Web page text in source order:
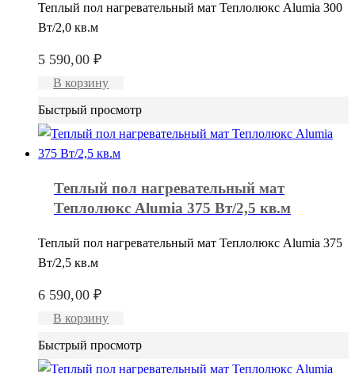
Теплый пол нагревательный мат Теплолюкс Alumia 300
Вт/2,0 кв.м
5 590,00 ₽
В корзину
Быстрый просмотр
Теплый пол нагревательный мат
Теплолюкс Alumia 375 Вт/2,5 кв.м
Теплый пол нагревательный мат Теплолюкс Alumia 375
Вт/2,5 кв.м
6 590,00 ₽
В корзину
Быстрый просмотр